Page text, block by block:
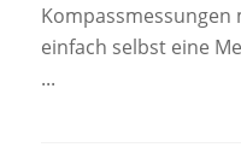
Kompassmessungen
einfach selbst eine
...